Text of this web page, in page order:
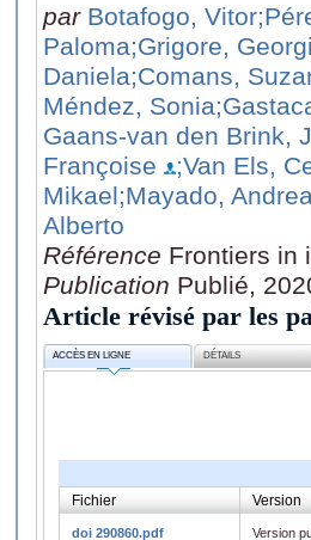
par Botafogo, Vitor
Paloma;Grigore,
Daniela;Comans,
Méndez, Sonia
Gaans-van den Brink,
Françoise
;Van Els,
Mikael;Mayado,
Alberto
Référence Frontiers in
Publication Publié,
Article révisé par les
ACCÈS EN LIGNE DÉTAILS
Fichier Version
doi 290860.pdf Version